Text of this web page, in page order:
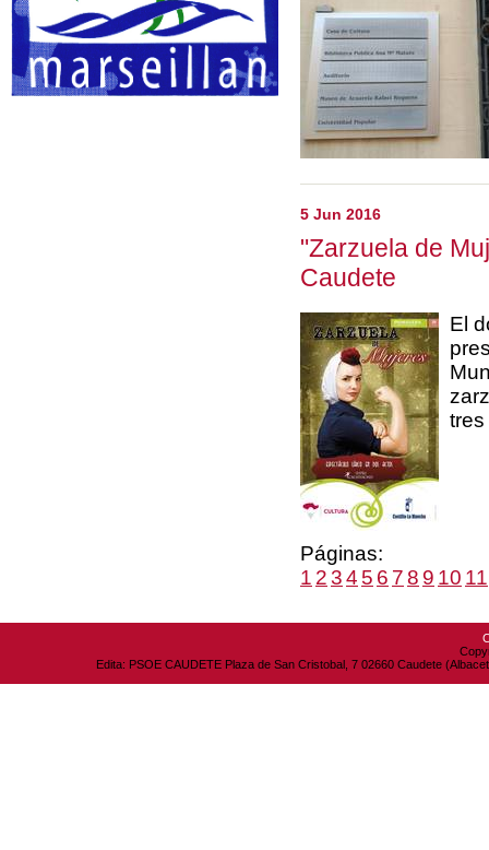
5 Jun 2016
"Zarzuela de
Caudete
El
Páginas:
1 234 5 6 78 9 10 11
Edita: PSOE CAUDETE Plaza de San Cristobal, 7 02660 Caudete